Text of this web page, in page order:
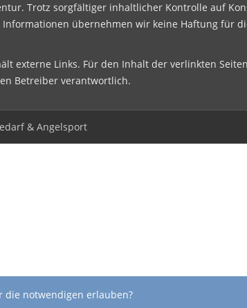
Trotz sorgfältiger inhaltlicher Kontrolle auf
übernehmen wir keine Haftung für
externe Links. Für den Inhalt der verlinkten
Betreiber verantwortlich.
& Angelsport
die notwendigen erlauben?